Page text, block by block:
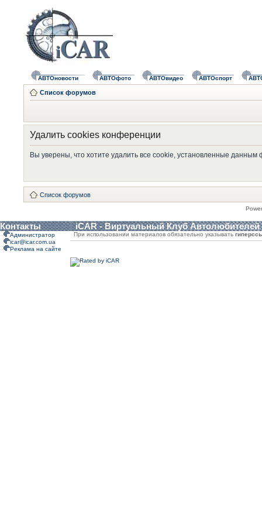
АВТОновости АВТОфото АВТОвидео АВТОспорт
Список форумов
Удалить cookies конференции
Вы уверены, что хотите удалить все cookie, установленные
Список форумов
Контакты iCAR - Виртуальный Клуб Автолюбителей
Администратор
icar@icar.com.ua
Реклама на сайте
При использовании материалов обязательно указывать